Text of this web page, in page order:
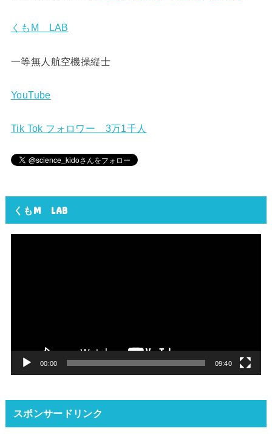
くもM LAB
一等無人航空機操縦士
YouTube
Tik Tok フォロワー 3万1千人
くもM LAB
00:00 09:40
スポンサードリンク